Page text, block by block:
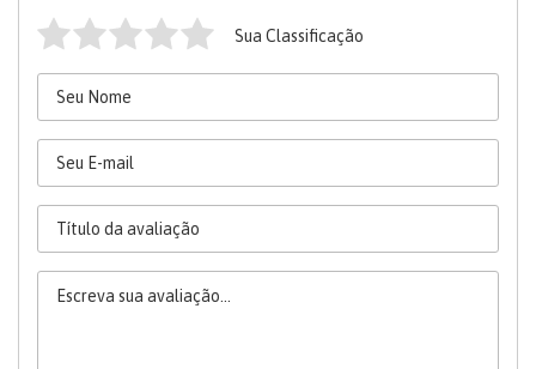
Sua Classificação